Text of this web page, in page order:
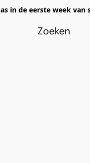
in de eerste week van